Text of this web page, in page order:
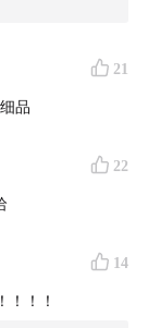
21
品
22
14
！！！